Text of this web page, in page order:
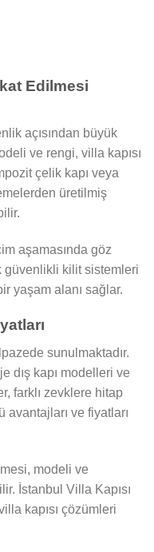
Edilmesi
açısından büyük
ve rengi, villa kapısı
çelik kapı veya
üretilmiş
aşamasında göz
güvenlikli kilit sistemleri
yaşam alanı sağlar.
sunulmaktadır.
dış kapı modelleri ve
farklı zevklere hitap
ve fiyatları
modeli ve
İstanbul Villa Kapısı
kapısı çözümleri